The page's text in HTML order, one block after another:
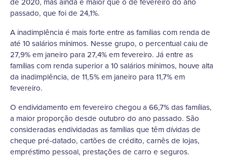
passado, que foi de 24,1%.
A inadimplência é mais forte entre as famílias com renda de
até 10 salários mínimos. Nesse grupo, o percentual caiu de
27,9% em janeiro para 27,4% em fevereiro. Já entre as
famílias com renda superior a 10 salários mínimos, houve alta
da inadimplência, de 11,5% em janeiro para 11,7% em
fevereiro.
O endividamento em fevereiro chegou a 66,7% das famílias,
a maior proporção desde outubro do ano passado. São
consideradas endividadas as famílias que têm dívidas de
cheque pré-datado, cartões de crédito, carnês de lojas,
empréstimo pessoal, prestações de carro e seguros.